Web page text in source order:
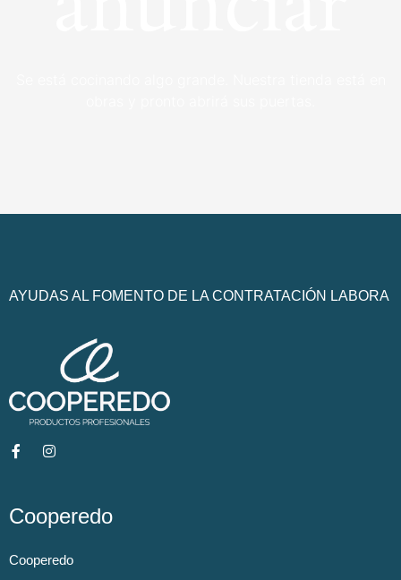
AYUDAS AL FOMENTO DE LA CONTRATACIÓN LABORA
Cooperedo
Cooperedo